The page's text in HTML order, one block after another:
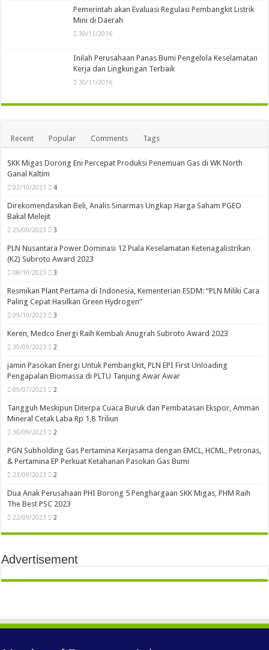
Pemerintah akan Evaluasi Regulasi Pembangkit Listrik
Mini di Daerah
30/11/2016
Inilah Perusahaan Panas Bumi Pengelola Keselamatan
Kerja dan Lingkungan Terbaik
30/11/2016
Recent Popular Comments Tags
SKK Migas Dorong Eni Percepat Produksi Penemuan Gas di WK North
Ganal Kaltim
02/10/2023 4
Direkomendasikan Beli, Analis Sinarmas Ungkap Harga Saham PGEO
Bakal Melejit
25/09/2023 3
PLN Nusantara Power Dominasi 12 Piala Keselamatan Ketenagalistrikan
(K2) Subroto Award 2023
08/10/2023 3
Resmikan Plant Pertama di Indonesia, Kementerian ESDM: “PLN Miliki Cara
Paling Cepat Hasilkan Green Hydrogen”
09/10/2023 3
Keren, Medco Energi Raih Kembali Anugrah Subroto Award 2023
30/09/2023 2
jamin Pasokan Energi Untuk Pembangkit, PLN EPI First Unloading
Pengapalan Biomassa di PLTU Tanjung Awar Awar
09/07/2023 2
Tangguh Meskipun Diterpa Cuaca Buruk dan Pembatasan Ekspor, Amman
Mineral Cetak Laba Rp 1,8 Triliun
30/09/2023 2
PGN Subholding Gas Pertamina Kerjasama dengan EMCL, HCML, Petronas,
& Pertamina EP Perkuat Ketahanan Pasokan Gas Bumi
23/09/2023 2
Dua Anak Perusahaan PHI Borong 5 Penghargaan SKK Migas, PHM Raih
The Best PSC 2023
22/09/2023 2
Advertisement